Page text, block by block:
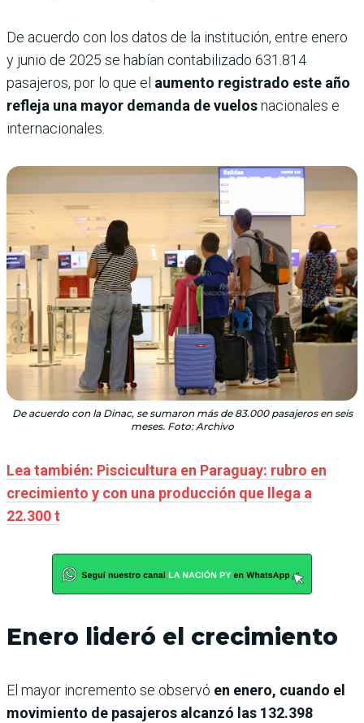
De acuerdo con los datos de la institución, entre enero
y junio de 2025 se habían contabilizado 631.814
pasajeros, por lo que el aumento registrado este año
refleja una mayor demanda de vuelosnacionales e
internacionales.
De acuerdo con la Dinac, se sumaron más de 83.000 pasajeros en seis
meses. Foto: Archivo
Lea también: Piscicultura en Paraguay: rubro en
crecimiento y con una producción que llega a
22.300 t
Enero lideró el crecimiento
El mayor incremento se observó en enero, cuando el
movimiento de pasajeros alcanzó las 132.398